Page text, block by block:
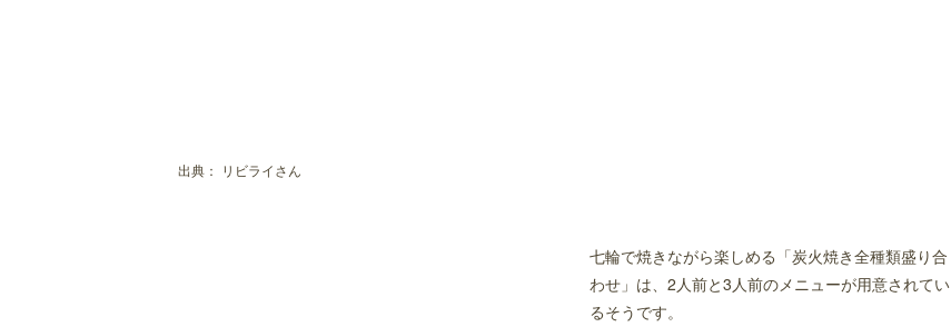
別府市のおすすめ炭火焼き！ステーキが美味しいお店
出典： リビライさん
七輪で焼きながら楽しめる「炭火焼き全種類盛り合
わせ」は、2人前と3人前のメニューが用意されてい
るそうです。